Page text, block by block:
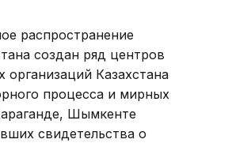
распространение
создан ряд центров
Казахстана
процесса и мирных
Шымкенте
свидетельства о